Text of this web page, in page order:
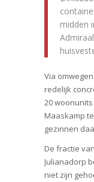
midden
Via
redelijk
20
Maaskamp
gezinnen
De fractie
Julianadorp
niet zijn